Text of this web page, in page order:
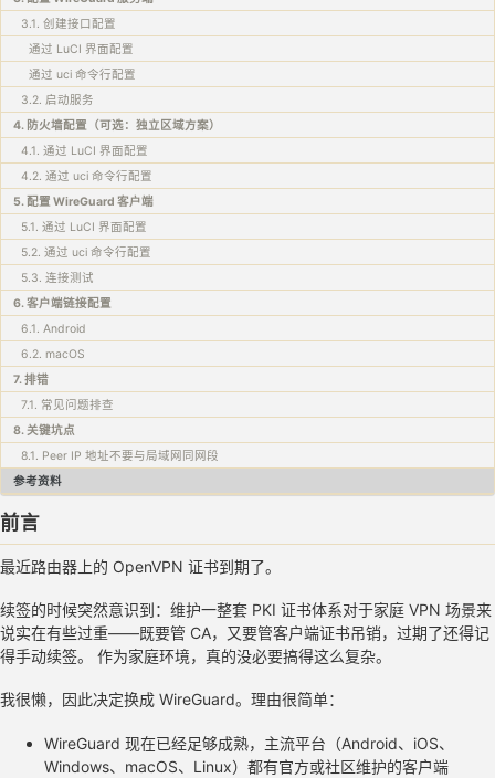
3.1. 创建接口配置
通过 LuCI 界面配置
通过 uci 命令行配置
3.2. 启动服务
4. 防火墙配置（可选：独立区域方案）
4.1. 通过 LuCI 界面配置
4.2. 通过 uci 命令行配置
5. 配置 WireGuard 客户端
5.1. 通过 LuCI 界面配置
5.2. 通过 uci 命令行配置
5.3. 连接测试
6. 客户端链接配置
6.1. Android
6.2. macOS
7. 排错
7.1. 常见问题排查
8. 关键坑点
8.1. Peer IP 地址不要与局域网同网段
参考资料
前言
最近路由器上的 OpenVPN 证书到期了。
续签的时候突然意识到：维护一整套 PKI 证书体系对于家庭 VPN 场景来
说实在有些过重——既要管 CA，又要管客户端证书吊销，过期了还得记
得手动续签。 作为家庭环境，真的没必要搞得这么复杂。
我很懒，因此决定换成 WireGuard。理由很简单：
WireGuard 现在已经足够成熟，主流平台（Android、iOS、
Windows、macOS、Linux）都有官方或社区维护的客户端